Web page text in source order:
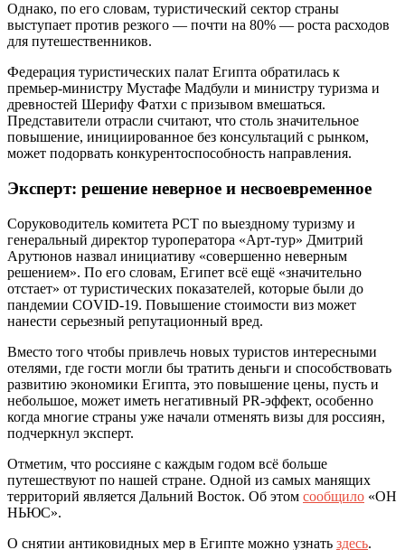
Однако, по его словам, туристический сектор страны
выступает против резкого — почти на 80% — роста расходов
для путешественников.
Федерация туристических палат Египта обратилась к
премьер-министру Мустафе Мадбули и министру туризма и
древностей Шерифу Фатхи с призывом вмешаться.
Представители отрасли считают, что столь значительное
повышение, инициированное без консультаций с рынком,
может подорвать конкурентоспособность направления.
Эксперт: решение неверное и несвоевременное
Соруководитель комитета РСТ по выездному туризму и
генеральный директор туроператора «Арт-тур» Дмитрий
Арутюнов назвал инициативу «совершенно неверным
решением». По его словам, Египет всё ещё «значительно
отстает» от туристических показателей, которые были до
пандемии COVID-19. Повышение стоимости виз может
нанести серьезный репутационный вред.
Вместо того чтобы привлечь новых туристов интересными
отелями, где гости могли бы тратить деньги и способствовать
развитию экономики Египта, это повышение цены, пусть и
небольшое, может иметь негативный PR-эффект, особенно
когда многие страны уже начали отменять визы для россиян,
подчеркнул эксперт.
Отметим, что россияне с каждым годом всё больше
путешествуют по нашей стране. Одной из самых манящих
территорий является Дальний Восток. Об этом сообщило «ОН
НЬЮС».
О снятии антиковидных мер в Египте можно узнать здесь.